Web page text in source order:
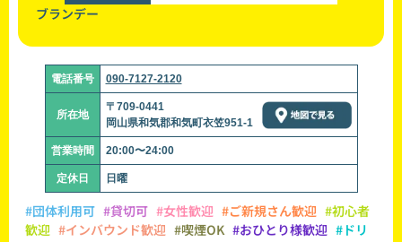
ブランデー
電話番号 090-7127-2120
所在地
〒709-0441
岡山県和気郡和気町衣笠951-1
営業時間 20:00〜24:00
定休日 日曜
#団体利用可 #貸切可 #女性歓迎 #ご新規さん歓迎 #初心者
歓迎 #インバウンド歓迎 #喫煙OK #おひとり様歓迎 #ドリ